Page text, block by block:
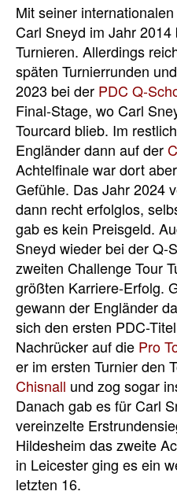
Mit seiner
Carl Sneyd im Jahr
Turnieren. Allerdings
späten Turnierrunden
2023 bei der PDC Q-
Final-Stage, wo Carl
Tourcard blieb. Im
Engländer dann auf der
Achtelfinale war dort
Gefühle. Das Jahr 2024
dann recht erfolglos,
gab es kein Preisgeld.
Sneyd wieder bei der Q-
zweiten Challenge Tour
größten Karriere-Erfolg.
gewann der Engländer
sich den ersten PDC-
Nachrücker auf die Pro
er im ersten Turnier den
Chisnall und zog sogar
Danach gab es für Carl
vereinzelte
Hildesheim das zweite
in Leicester ging es ein
letzten 16.